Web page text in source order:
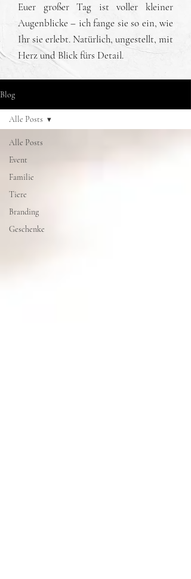
Euer großer Tag ist voller kleiner
Augenblicke – ich fange sie so ein, wie
Ihr sie erlebt. Natürlich, ungestellt, mit
Herz und Blick fürs Detail.
Blog
Alle Posts
Event
Familie
Tiere
Branding
Geschenke
Alle Posts